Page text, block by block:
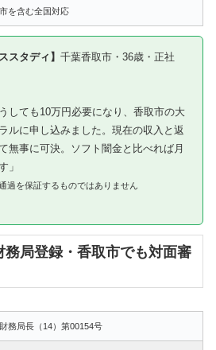
を含む全国対応
スタディ】 千葉香取市・36歳・正社
しても10万円必要になり、香取市の大
ルに申し込みました。現在の収入と返
無事に可決。ソフト闇金と比べれば月
」
過を保証するものではありません
局登録・香取市でも対面審
務局長（14）第00154号